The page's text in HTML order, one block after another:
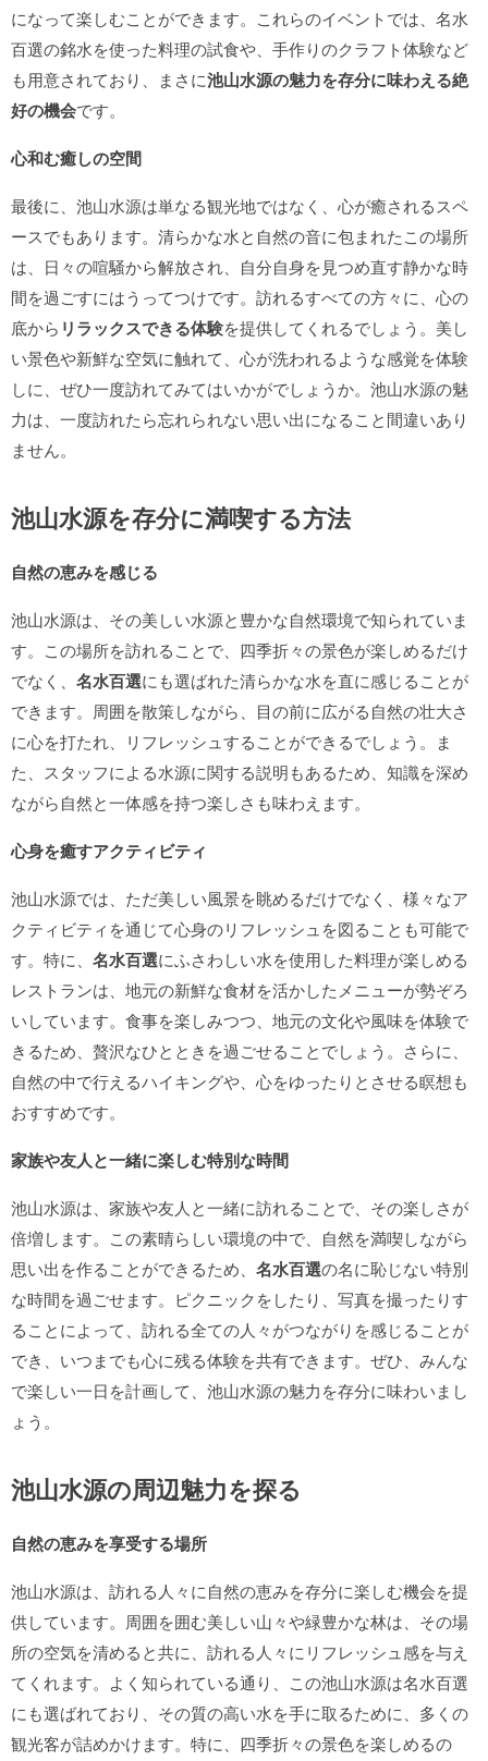
になって楽しむことができます。これらのイベントでは、名水
百選の銘水を使った料理の試食や、手作りのクラフト体験など
も用意されており、まさに池山水源の魅力を存分に味わえる絶
好の機会です。
心和む癒しの空間
最後に、池山水源は単なる観光地ではなく、心が癒されるスペ
ースでもあります。清らかな水と自然の音に包まれたこの場所
は、日々の喧騒から解放され、自分自身を見つめ直す静かな時
間を過ごすにはうってつけです。訪れるすべての方々に、心の
底から リラックスできる体験を提供してくれるでしょう。美し
い景色や新鮮な空気に触れて、心が洗われるような感覚を体験
しに、ぜひ一度訪れてみてはいかがでしょうか。池山水源の魅
力は、一度訪れたら忘れられない思い出になること間違いあり
ません。
池山水源を存分に満喫する方法
自然の恵みを感じる
池山水源は、その美しい水源と豊かな自然環境で知られていま
す。この場所を訪れることで、四季折々の景色が楽しめるだけ
でなく、 名水百選にも選ばれた清らかな水を直に感じることが
できます。周囲を散策しながら、目の前に広がる自然の壮大さ
に心を打たれ、リフレッシュすることができるでしょう。ま
た、スタッフによる水源に関する説明もあるため、知識を深め
ながら自然と一体感を持つ楽しさも味わえます。
心身を癒すアクティビティ
池山水源では、ただ美しい風景を眺めるだけでなく、様々なア
クティビティを通じて心身のリフレッシュを図ることも可能で
す。特に、 名水百選にふさわしい水を使用した料理が楽しめる
レストランは、地元の新鮮な食材を活かしたメニューが勢ぞろ
いしています。食事を楽しみつつ、地元の文化や風味を体験で
きるため、贅沢なひとときを過ごせることでしょう。さらに、
自然の中で行えるハイキングや、心をゆったりとさせる瞑想も
おすすめです。
家族や友人と一緒に楽しむ特別な時間
池山水源は、家族や友人と一緒に訪れることで、その楽しさが
倍増します。この素晴らしい環境の中で、自然を満喫しながら
思い出を作ることができるため、 名水百選の名に恥じない特別
な時間を過ごせます。ピクニックをしたり、写真を撮ったりす
ることによって、訪れる全ての人々がつながりを感じることが
でき、いつまでも心に残る体験を共有できます。ぜひ、みんな
で楽しい一日を計画して、池山水源の魅力を存分に味わいまし
ょう。
池山水源の周辺魅力を探る
自然の恵みを享受する場所
池山水源は、訪れる人々に自然の恵みを存分に楽しむ機会を提
供しています。周囲を囲む美しい山々や緑豊かな林は、その場
所の空気を清めると共に、訪れる人々にリフレッシュ感を与え
てくれます。よく知られている通り、この池山水源は名水百選
にも選ばれており、その質の高い水を手に取るために、多くの
観光客が詰めかけます。特に、四季折々の景色を楽しめるの